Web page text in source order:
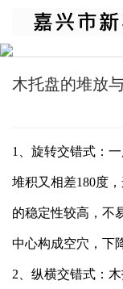
木托盘的堆放
1、旋转交错式：
堆积又相差180度
的稳定性较高，不
中心构成空穴，下
2、纵横交错式：